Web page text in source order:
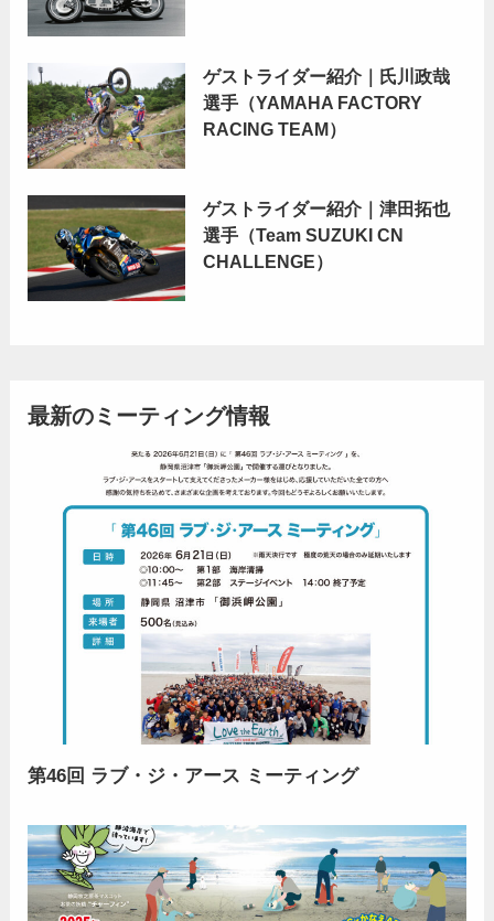
ゲストライダー紹介｜氏川政哉
選手（YAMAHA FACTORY
RACING TEAM）
ゲストライダー紹介｜津田拓也
選手（Team SUZUKI CN
CHALLENGE）
最新のミーティング情報
第46回 ラブ・ジ・アース ミーティング